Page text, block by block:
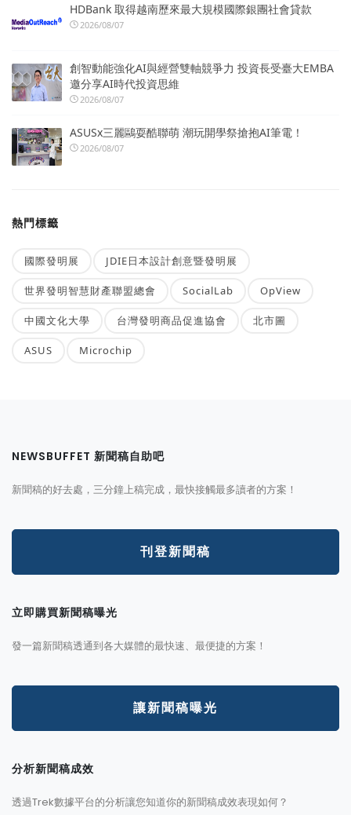
HDBank 取得越南歷來最大規模國際銀團社會貸款
2026/08/07
創智動能強化AI與經營雙軸競爭力 投資長受臺大EMBA
邀分享AI時代投資思維
2026/08/07
ASUSx三麗鷗耍酷聯萌 潮玩開學祭搶抱AI筆電！
2026/08/07
熱門標籤
國際發明展 JDIE日本設計創意暨發明展
世界發明智慧財產聯盟總會 SocialLab OpView
中國文化大學 台灣發明商品促進協會 北市圖
ASUS Microchip
NEWSBUFFET 新聞稿自助吧
新聞稿的好去處，三分鐘上稿完成，最快接觸最多讀者的方案！
刊登新聞稿
立即購買新聞稿曝光
發一篇新聞稿透通到各大媒體的最快速、最便捷的方案！
讓新聞稿曝光
分析新聞稿成效
透過Trek數據平台的分析讓您知道你的新聞稿成效表現如何？